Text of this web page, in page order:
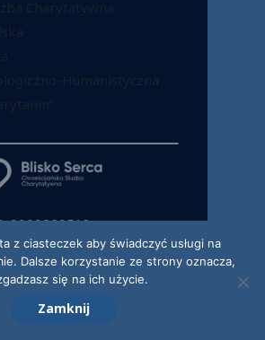
0000220518
z ciasteczek aby świadczyć usługi na
Dalsze korzystanie ze strony oznacza,
się na ich użycie.
Zamknij